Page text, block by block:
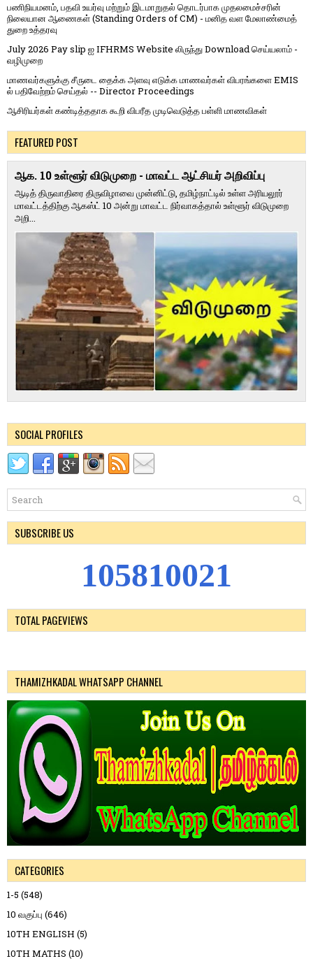
பணிநியமனம், பதவி உயர்வு மற்றும் இடமாறுதல் தொடர்பாக முதலமைச்சரின்
நிலையான ஆணைகள் (Standing Orders of CM) - மனித வள மேலாண்மைத்
துறை உத்தரவு
July 2026 Pay slip ஐ IFHRMS Website லிருந்து Download செய்யலாம் -
வழிமுறை
மாணவர்களுக்கு சீருடை தைக்க அளவு எடுக்க மாணவர்கள் விபரங்களை EMIS
ல் பதிவேற்றம் செய்தல் -- Director Proceedings
ஆசிரியர்கள் கண்டித்ததாக கூறி விபரீத முடிவெடுத்த பள்ளி மாணவிகள்
FEATURED POST
ஆக. 10 உள்ளூர் விடுமுறை - மாவட்ட ஆட்சியர் அறிவிப்பு
ஆடித் திருவாதிரை திருவிழாவை முன்னிட்டு, தமிழ்நாட்டில் உள்ள அரியலூர்
மாவட்டத்திற்கு ஆகஸ்ட் 10 அன்று மாவட்ட நிர்வாகத்தால் உள்ளூர் விடுமுறை
அறி...
SOCIAL PROFILES
SUBSCRIBE US
105810021
TOTAL PAGEVIEWS
THAMIZHKADAL WHATSAPP CHANNEL
CATEGORIES
1-5 (548)
10 வகுப்பு (646)
10TH ENGLISH (5)
10TH MATHS (10)